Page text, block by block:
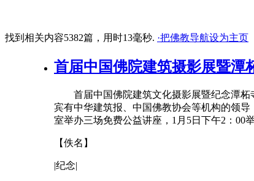
找到相关内容5382篇，用时13毫秒. ·把佛教导航设为主页
首届中国佛院建筑摄影展暨潭
首届中国佛院建筑文化摄影展暨纪念潭柘
宾有中华建筑报、中国佛教协会等机构的领
室举办三场免费公益讲座，1月5日下午2：00
【佚名】
|纪念|